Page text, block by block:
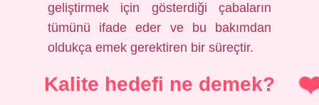
geliştirmek için gösterdiği çabaların
tümünü ifade eder ve bu bakımdan
oldukça emek gerektiren bir süreçtir.
Kalite hedefi ne demek?